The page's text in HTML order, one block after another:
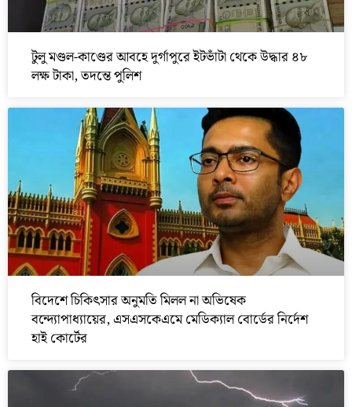
টুলু মণ্ডল-কাণ্ডের আবহে দুর্গাপুরে ইটভাঁটা থেকে উদ্ধার ৪৮
লক্ষ টাকা, তদন্তে পুলিশ
বিদেশে চিকিৎসার অনুমতি মিলল না অভিষেক
বন্দ্যোপাধ্যায়ের, এসএসকেএমে মেডিক্যাল বোর্ডের নির্দেশ
হাই কোর্টের